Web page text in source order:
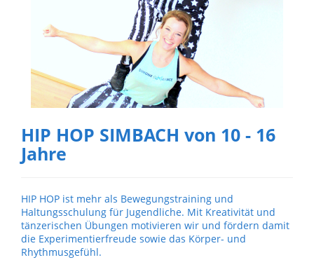
HIP HOP SIMBACH von 10 - 16
Jahre
HIP HOP ist mehr als Bewegungstraining und
Haltungsschulung für Jugendliche. Mit Kreativität und
tänzerischen Übungen motivieren wir und fördern damit
die Experimentierfreude sowie das Körper- und
Rhythmusgefühl.